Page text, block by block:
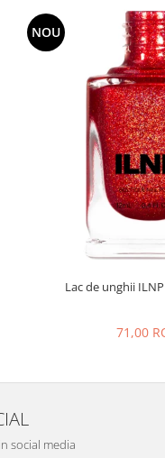
NOU
Lac de unghii
71,00
social media